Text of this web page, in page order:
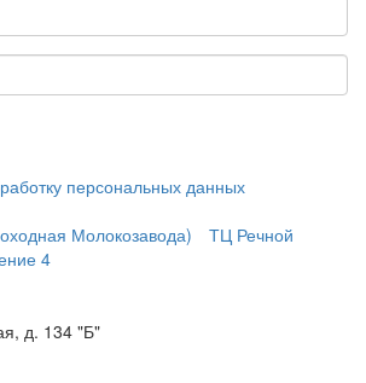
персональных данных
Молокозавода)
ТЦ Речной
4
д. 134 "Б"